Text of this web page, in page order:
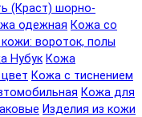
(Краст) шорно-
одежная Кожа со
вороток, полы
Нубук Кожа
Кожа с тиснением
Кожа для
Изделия из кожи